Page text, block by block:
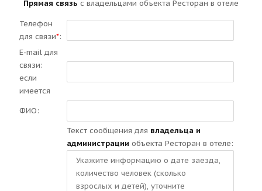
Прямая связь с владельцами объекта Ресторан в отеле
Телефон
для связи*:
E-mail для
связи:
если
имеется
ФИО:
Текст сообщения для владельца и
администрации объекта Ресторан в отеле: